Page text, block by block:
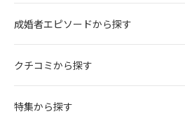
成婚者エピソードから探す
クチコミから探す
特集から探す